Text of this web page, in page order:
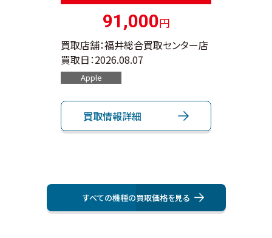
91,000円
買取店舗：福井総合買取センター店
買取日：2026.08.07
Apple
買取情報詳細
すべての機種の買取価格を⾒る